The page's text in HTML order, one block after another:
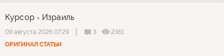
Курсор Израиль
09 августа 2026 07:29 3
2361
ОРИГИНАЛ СТАТЬИ